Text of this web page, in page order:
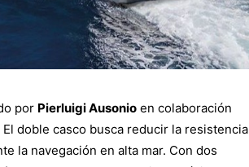
por Pierluigi Ausonio en colaboración
El doble casco busca reducir la resistencia
la navegación en alta mar. Con dos